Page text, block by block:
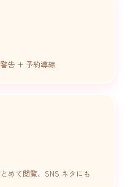
告 + 予約導線
めて閲覧、SNS ネタにも